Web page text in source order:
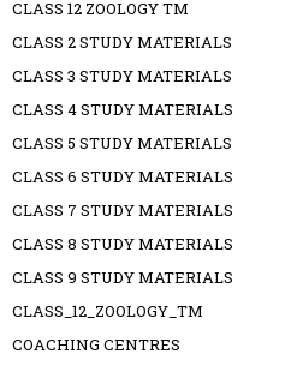
CLASS 12 ZOOLOGY TM
CLASS 2 STUDY MATERIALS
CLASS 3 STUDY MATERIALS
CLASS 4 STUDY MATERIALS
CLASS 5 STUDY MATERIALS
CLASS 6 STUDY MATERIALS
CLASS 7 STUDY MATERIALS
CLASS 8 STUDY MATERIALS
CLASS 9 STUDY MATERIALS
CLASS_12_ZOOLOGY_TM
COACHING CENTRES